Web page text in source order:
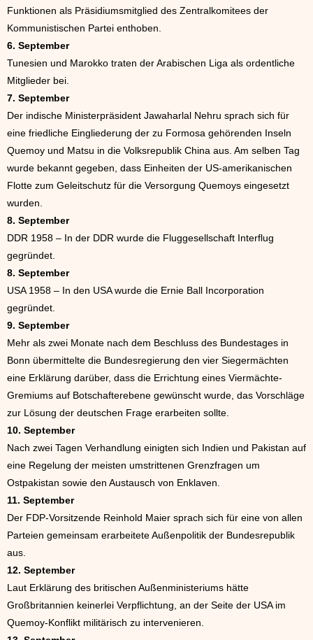
Funktionen als Präsidiumsmitglied des Zentralkomitees der
Kommunistischen Partei enthoben.
6. September
Tunesien und Marokko traten der Arabischen Liga als ordentliche
Mitglieder bei.
7. September
Der indische Ministerpräsident Jawaharlal Nehru sprach sich für
eine friedliche Eingliederung der zu Formosa gehörenden Inseln
Quemoy und Matsu in die Volksrepublik China aus. Am selben Tag
wurde bekannt gegeben, dass Einheiten der US-amerikanischen
Flotte zum Geleitschutz für die Versorgung Quemoys eingesetzt
wurden.
8. September
DDR 1958 – In der DDR wurde die Fluggesellschaft Interflug
gegründet.
8. September
USA 1958 – In den USA wurde die Ernie Ball Incorporation
gegründet.
9. September
Mehr als zwei Monate nach dem Beschluss des Bundestages in
Bonn übermittelte die Bundesregierung den vier Siegermächten
eine Erklärung darüber, dass die Errichtung eines Viermächte-
Gremiums auf Botschafterebene gewünscht wurde, das Vorschläge
zur Lösung der deutschen Frage erarbeiten sollte.
10. September
Nach zwei Tagen Verhandlung einigten sich Indien und Pakistan auf
eine Regelung der meisten umstrittenen Grenzfragen um
Ostpakistan sowie den Austausch von Enklaven.
11. September
Der FDP-Vorsitzende Reinhold Maier sprach sich für eine von allen
Parteien gemeinsam erarbeitete Außenpolitik der Bundesrepublik
aus.
12. September
Laut Erklärung des britischen Außenministeriums hätte
Großbritannien keinerlei Verpflichtung, an der Seite der USA im
Quemoy-Konflikt militärisch zu intervenieren.